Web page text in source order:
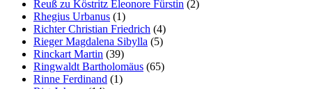
Reuß zu Köstritz Eleonore Fürstin (2)
Rhegius Urbanus (1)
Richter Christian Friedrich (4)
Rieger Magdalena Sibylla (5)
Rinckart Martin (39)
Ringwaldt Bartholomäus (65)
Rinne Ferdinand (1)